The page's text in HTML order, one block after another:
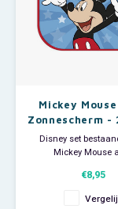
Mickey
Zonnescherm -
Disney set
Mickey Mouse
manier om de auto
houden.
€8,95